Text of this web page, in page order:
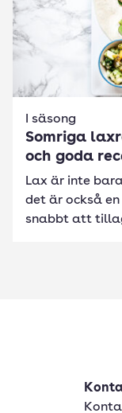
I säsong
Somriga
och goda
Lax är inte
det är också
snabbt att